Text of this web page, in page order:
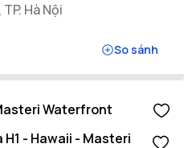
Hà Nội
So sánh
Waterfront
H1 - Hawaii - Masteri